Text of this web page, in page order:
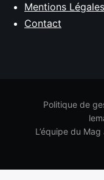
Mentions Légales
Contact
Politique de
L’équipe du